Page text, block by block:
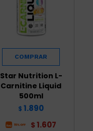
Star Nutrition L-
Carnitine Liquid
500ml
$ 1.890
$ 1.607